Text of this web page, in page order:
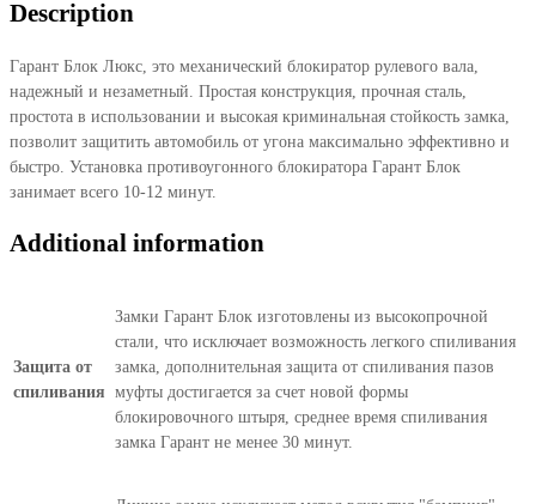
2021-
quantity
Description
Гарант Блок Люкс, это механический блокиратор рулевого вала,
надежный и незаметный. Простая конструкция, прочная сталь,
простота в использовании и высокая криминальная стойкость замка,
позволит защитить автомобиль от угона максимально эффективно и
быстро. Установка противоугонного блокиратора Гарант Блок
занимает всего 10-12 минут.
Additional information
Защита от
спиливания
Замки Гарант Блок изготовлены из высокопрочной
стали, что исключает возможность легкого спиливания
замка, дополнительная защита от спиливания пазов
муфты достигается за счет новой формы
блокировочного штыря, среднее время спиливания
замка Гарант не менее 30 минут.